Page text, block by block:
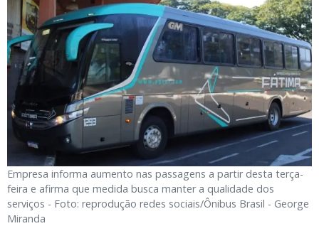
Empresa informa aumento nas passagens a partir desta terça-
feira e afirma que medida busca manter a qualidade dos
serviços - Foto: reprodução redes sociais/Ônibus Brasil - George
Miranda